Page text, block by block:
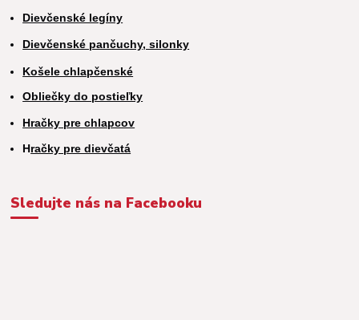
Dievčenské legíny
Dievčenské pančuchy, silonky
Košele chlapčenské
Obliečky do postieľky
Hračky pre chlapcov
Hračky pre dievčatá
Sledujte nás na Facebooku